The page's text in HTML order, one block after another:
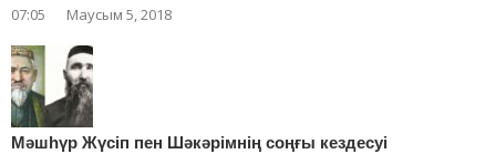
07:05 Маусым 5, 2018
Мәшһүр Жүсіп пен Шәкәрімнің соңғы кездесуі